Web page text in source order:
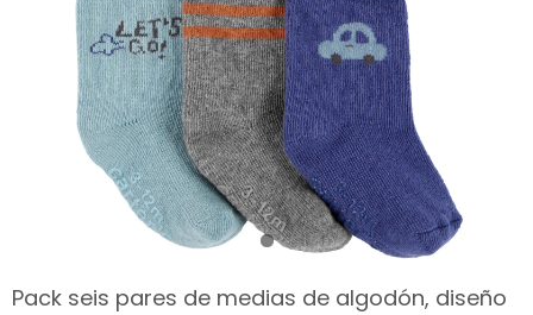
Pack seis pares de medias de algodón, diseño